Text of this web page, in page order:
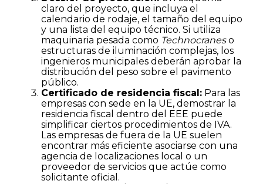
claro del proyecto, que incluya el
calendario de rodaje, el tamaño del equipo
y una lista del equipo técnico. Si utiliza
maquinaria pesada como Technocraneso
estructuras de iluminación complejas, los
ingenieros municipales deberán aprobar la
distribución del peso sobre el pavimento
público.
Certificado de residencia fiscal: Para las
empresas con sede en la UE, demostrar la
residencia fiscal dentro del EEE puede
simplificar ciertos procedimientos de IVA.
Las empresas de fuera de la UE suelen
encontrar más eficiente asociarse con una
agencia de localizaciones local o un
proveedor de servicios que actúe como
solicitante oficial.